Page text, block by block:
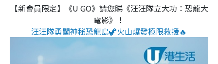
【新會員限定】《U GO》請您睇《汪汪隊立大功：恐龍大
電影》！
汪汪隊勇闖神秘恐龍島🦖火山爆發極限救援🔥